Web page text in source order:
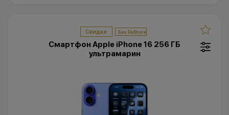
Скидка
Смартфон Apple iPhone 16 256 ГБ
ультрамарин